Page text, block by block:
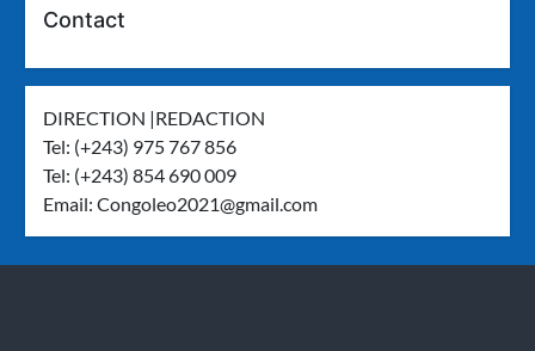
Contact
DIRECTION |REDACTION
Tel: (+243) 975 767 856
Tel: (+243) 854 690 009
Email:Congoleo2021@gmail.com